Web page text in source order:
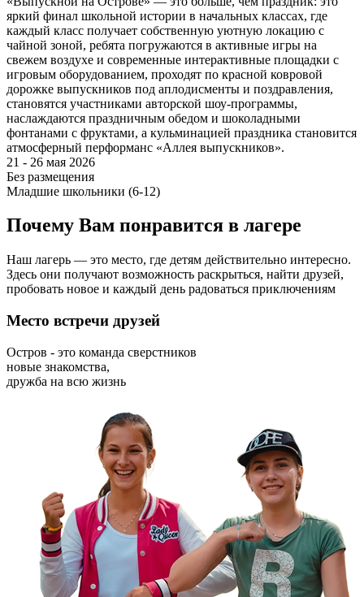
яркий финал школьной истории в начальных классах, где
каждый класс получает собственную уютную локацию с
чайной зоной, ребята погружаются в активные игры на
свежем воздухе и современные интерактивные площадки с
игровым оборудованием, проходят по красной ковровой
дорожке выпускников под аплодисменты и поздравления,
становятся участниками авторской шоу-программы,
наслаждаются праздничным обедом и шоколадными
фонтанами с фруктами, а кульминацией праздника становится
атмосферный перформанс «Аллея выпускников».
21 - 26 мая 2026
Без размещения
Младшие школьники (6-12)
Почему Вам понравится в лагере
Наш лагерь — это место, где детям действительно интересно.
Здесь они получают возможность раскрыться, найти друзей,
пробовать новое и каждый день радоваться приключениям
Место встречи друзей
Остров - это команда сверстников
новые знакомства,
дружба на всю жизнь